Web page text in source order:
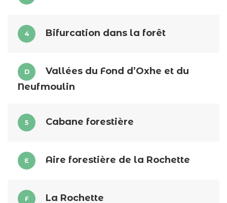
4 Bifurcation dans la forêt
D
Vallées du Fond d’Oxhe et du
Neufmoulin
5 Cabane forestière
E Aire forestière de la Rochette
F La Rochette